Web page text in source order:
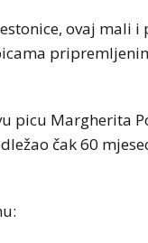
ovaj
picu Margherita
čak 60